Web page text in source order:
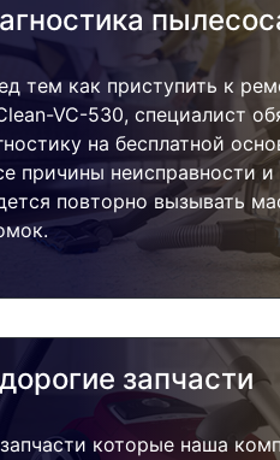
тем как приступить к
VC-530, специалист
на бесплатной
причины неисправности
повторно вызывать
запчасти
которые наша